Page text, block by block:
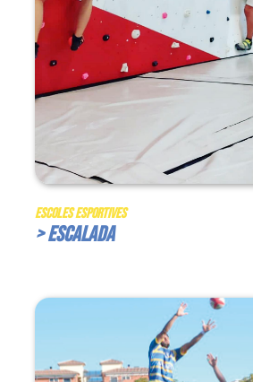
Escoles Esportives
> Escalada